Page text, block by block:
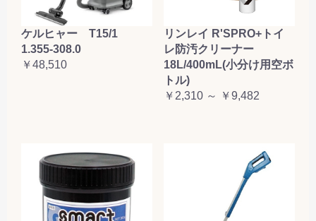
ケルヒャー T15/1
1.355-308.0
￥48,510
リンレイ R'SPRO+トイ
レ防汚クリーナー
18L/400mL(小分け用空ボ
トル)
￥2,310 ～ ￥9,482